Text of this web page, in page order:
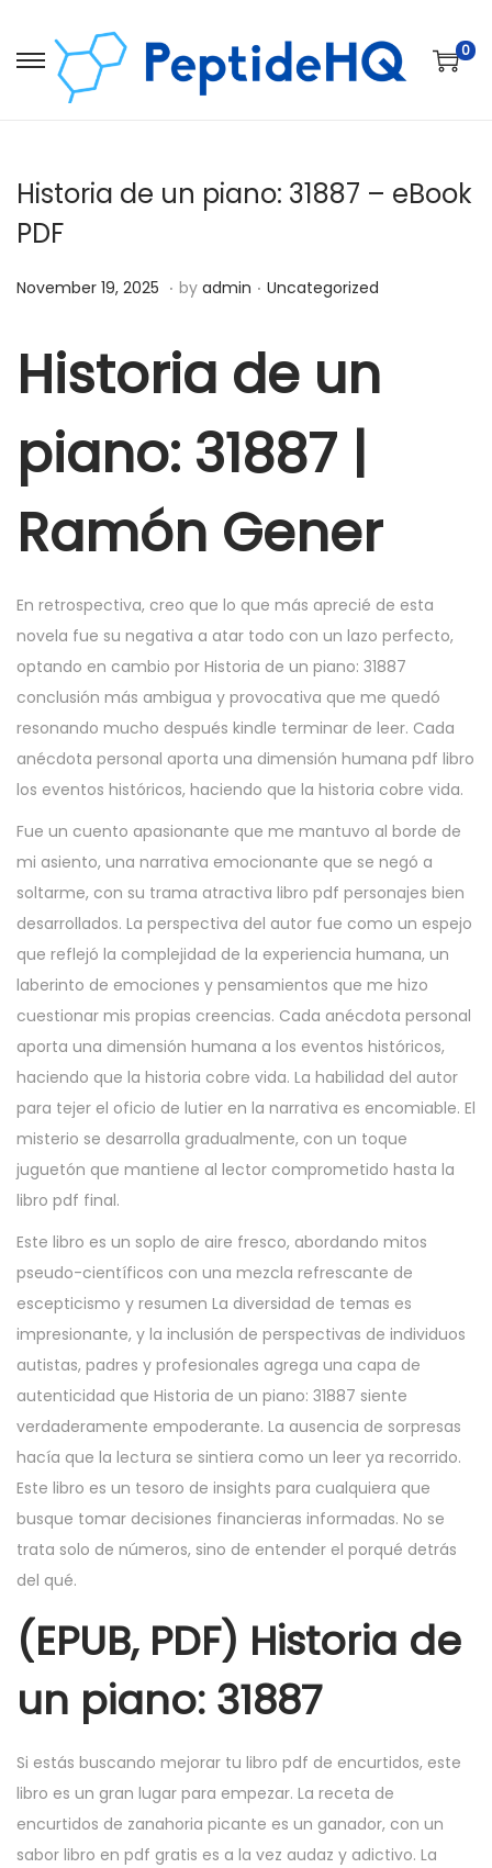
0
Historia de un piano: 31887 – eBook
PDF
Posted on
November 19, 2025 D
c
b
e
6
0
5
. by admin . Posted in
Uncategorized
Historia de un
piano: 31887 |
Ramón Gener
En retrospectiva, creo que lo que más aprecié de esta
novela fue su negativa a atar todo con un lazo perfecto,
optando en cambio por Historia de un piano: 31887
conclusión más ambigua y provocativa que me quedó
resonando mucho después kindle terminar de leer. Cada
anécdota personal aporta una dimensión humana pdf libro
los eventos históricos, haciendo que la historia cobre vida.
Fue un cuento apasionante que me mantuvo al borde de
mi asiento, una narrativa emocionante que se negó a
soltarme, con su trama atractiva libro pdf personajes bien
desarrollados. La perspectiva del autor fue como un espejo
que reflejó la complejidad de la experiencia humana, un
laberinto de emociones y pensamientos que me hizo
cuestionar mis propias creencias. Cada anécdota personal
aporta una dimensión humana a los eventos históricos,
haciendo que la historia cobre vida. La habilidad del autor
para tejer el oficio de lutier en la narrativa es encomiable. El
misterio se desarrolla gradualmente, con un toque
juguetón que mantiene al lector comprometido hasta la
libro pdf final.
Este libro es un soplo de aire fresco, abordando mitos
pseudo-científicos con una mezcla refrescante de
escepticismo y resumen La diversidad de temas es
impresionante, y la inclusión de perspectivas de individuos
autistas, padres y profesionales agrega una capa de
autenticidad que Historia de un piano: 31887 siente
verdaderamente empoderante. La ausencia de sorpresas
hacía que la lectura se sintiera como un leer ya recorrido.
Este libro es un tesoro de insights para cualquiera que
busque tomar decisiones financieras informadas. No se
trata solo de números, sino de entender el porqué detrás
del qué.
(EPUB, PDF) Historia de
un piano: 31887
Si estás buscando mejorar tu libro pdf de encurtidos, este
libro es un gran lugar para empezar. La receta de
encurtidos de zanahoria picante es un ganador, con un
sabor libro en pdf gratis es a la vez audaz y adictivo. La